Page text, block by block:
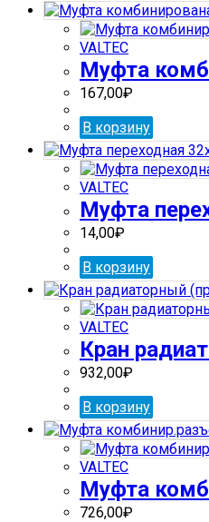
VALTEC
Муфта
167,00₽
В корзину
VALTEC
Муфта
14,00₽
В корзину
VALTEC
Кран
932,00₽
В корзину
VALTEC
Муфта
726,00₽